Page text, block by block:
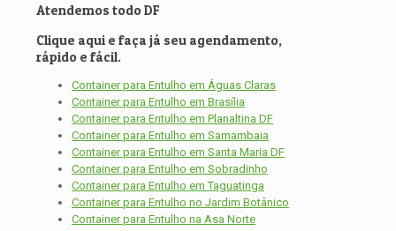
Atendemos todo DF
Clique aqui e faça já seu agendamento,
rápido e fácil.
Container para Entulho em Águas Claras
Container para Entulho em Brasília
Container para Entulho em Planaltina DF
Container para Entulho em Samambaia
Container para Entulho em Santa Maria DF
Container para Entulho em Sobradinho
Container para Entulho em Taguatinga
Container para Entulho no Jardim Botânico
Container para Entulho na Asa Norte